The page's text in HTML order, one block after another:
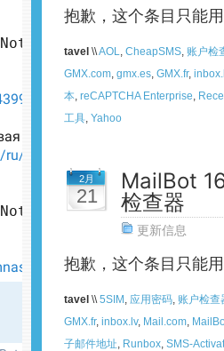
抱歉，这个条目只能
tavel \\AOL CheapSMS 账户检
GMX.com gmx.es GMX.fr,
本 reCAPTCHA Enterprise
工具 Yahoo
2月
21
MailBot
检查器
更新信息
抱歉，这个条目只能
tavel \\ 5SIM 应用密码 账户检查
GMX.fr, inbox.lv, Mail.com
子邮件地址 Runbox SMS-